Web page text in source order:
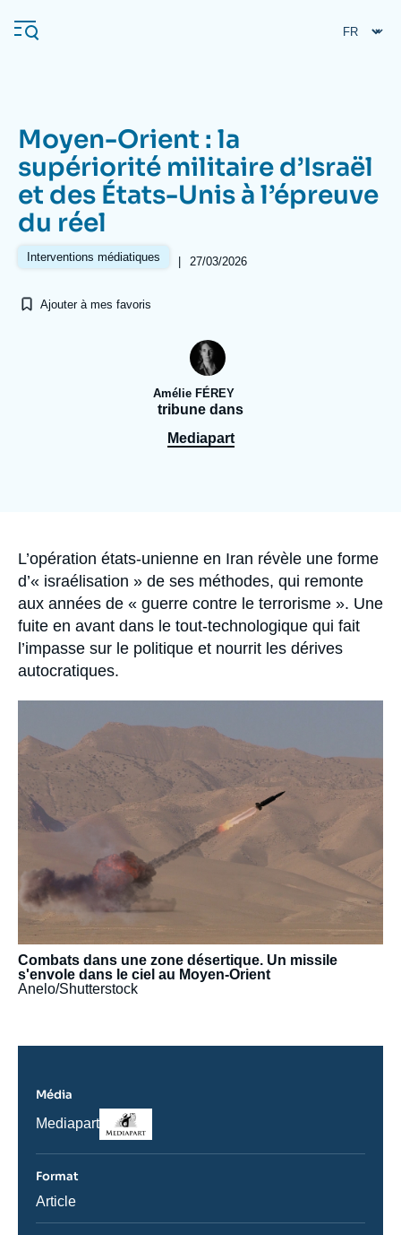
au
contenu
Navigation
principale
L'Ifri
Analyses
Se connecter
Moyen-Orient : la
supériorité militaire d’Israël
et des États-Unis à l’épreuve
du réel
Interventions médiatiques | 27/03/2026
Ajouter à mes favoris
Amélie FÉREY
tribune dans
Mediapart
Accroche
L’opération états-unienne en Iran révèle une forme
d’« israélisation » de ses méthodes, qui remonte
aux années de « guerre contre le terrorisme ». Une
fuite en avant dans le tout-technologique qui fait
l’impasse sur le politique et nourrit les dérives
autocratiques.
médiatique
Combats dans une zone désertique. Un missile
s'envole dans le ciel au Moyen-Orient
Anelo/Shutterstock
Média
Nom
journal,
ou
émission
Mediapart
Logo
Format
Catégorie
Article